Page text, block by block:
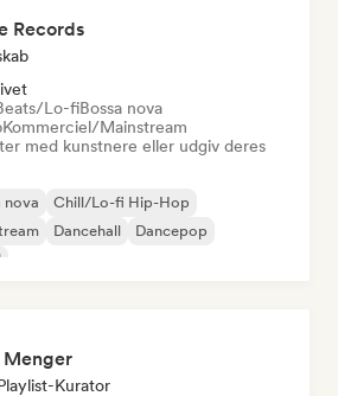
Records
Lo-fiBossa nova
Kommerciel/Mainstream
med kunstnere eller udgiv deres
nova
Chill/Lo-fi Hip-Hop
Dancehall
Dancepop
Menger
Kurator